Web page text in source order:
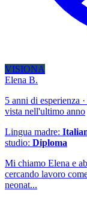
VISIONA
Elena B.
5 anni di esperienza
vista nell'ultimo anno
Lingua madre:
studio: Diploma
Mi chiamo Elena e
cercando lavoro
neonat...